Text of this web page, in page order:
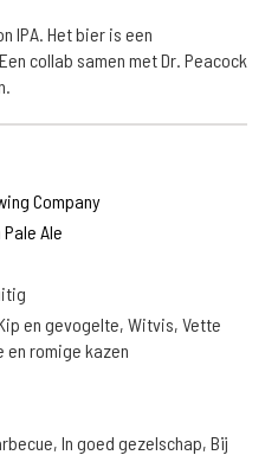
IPA. Het bier is een
collab samen met Dr. Peacock
Company
Pale Ale
en gevogelte, Witvis, Vette
en romige kazen
In goed gezelschap, Bij